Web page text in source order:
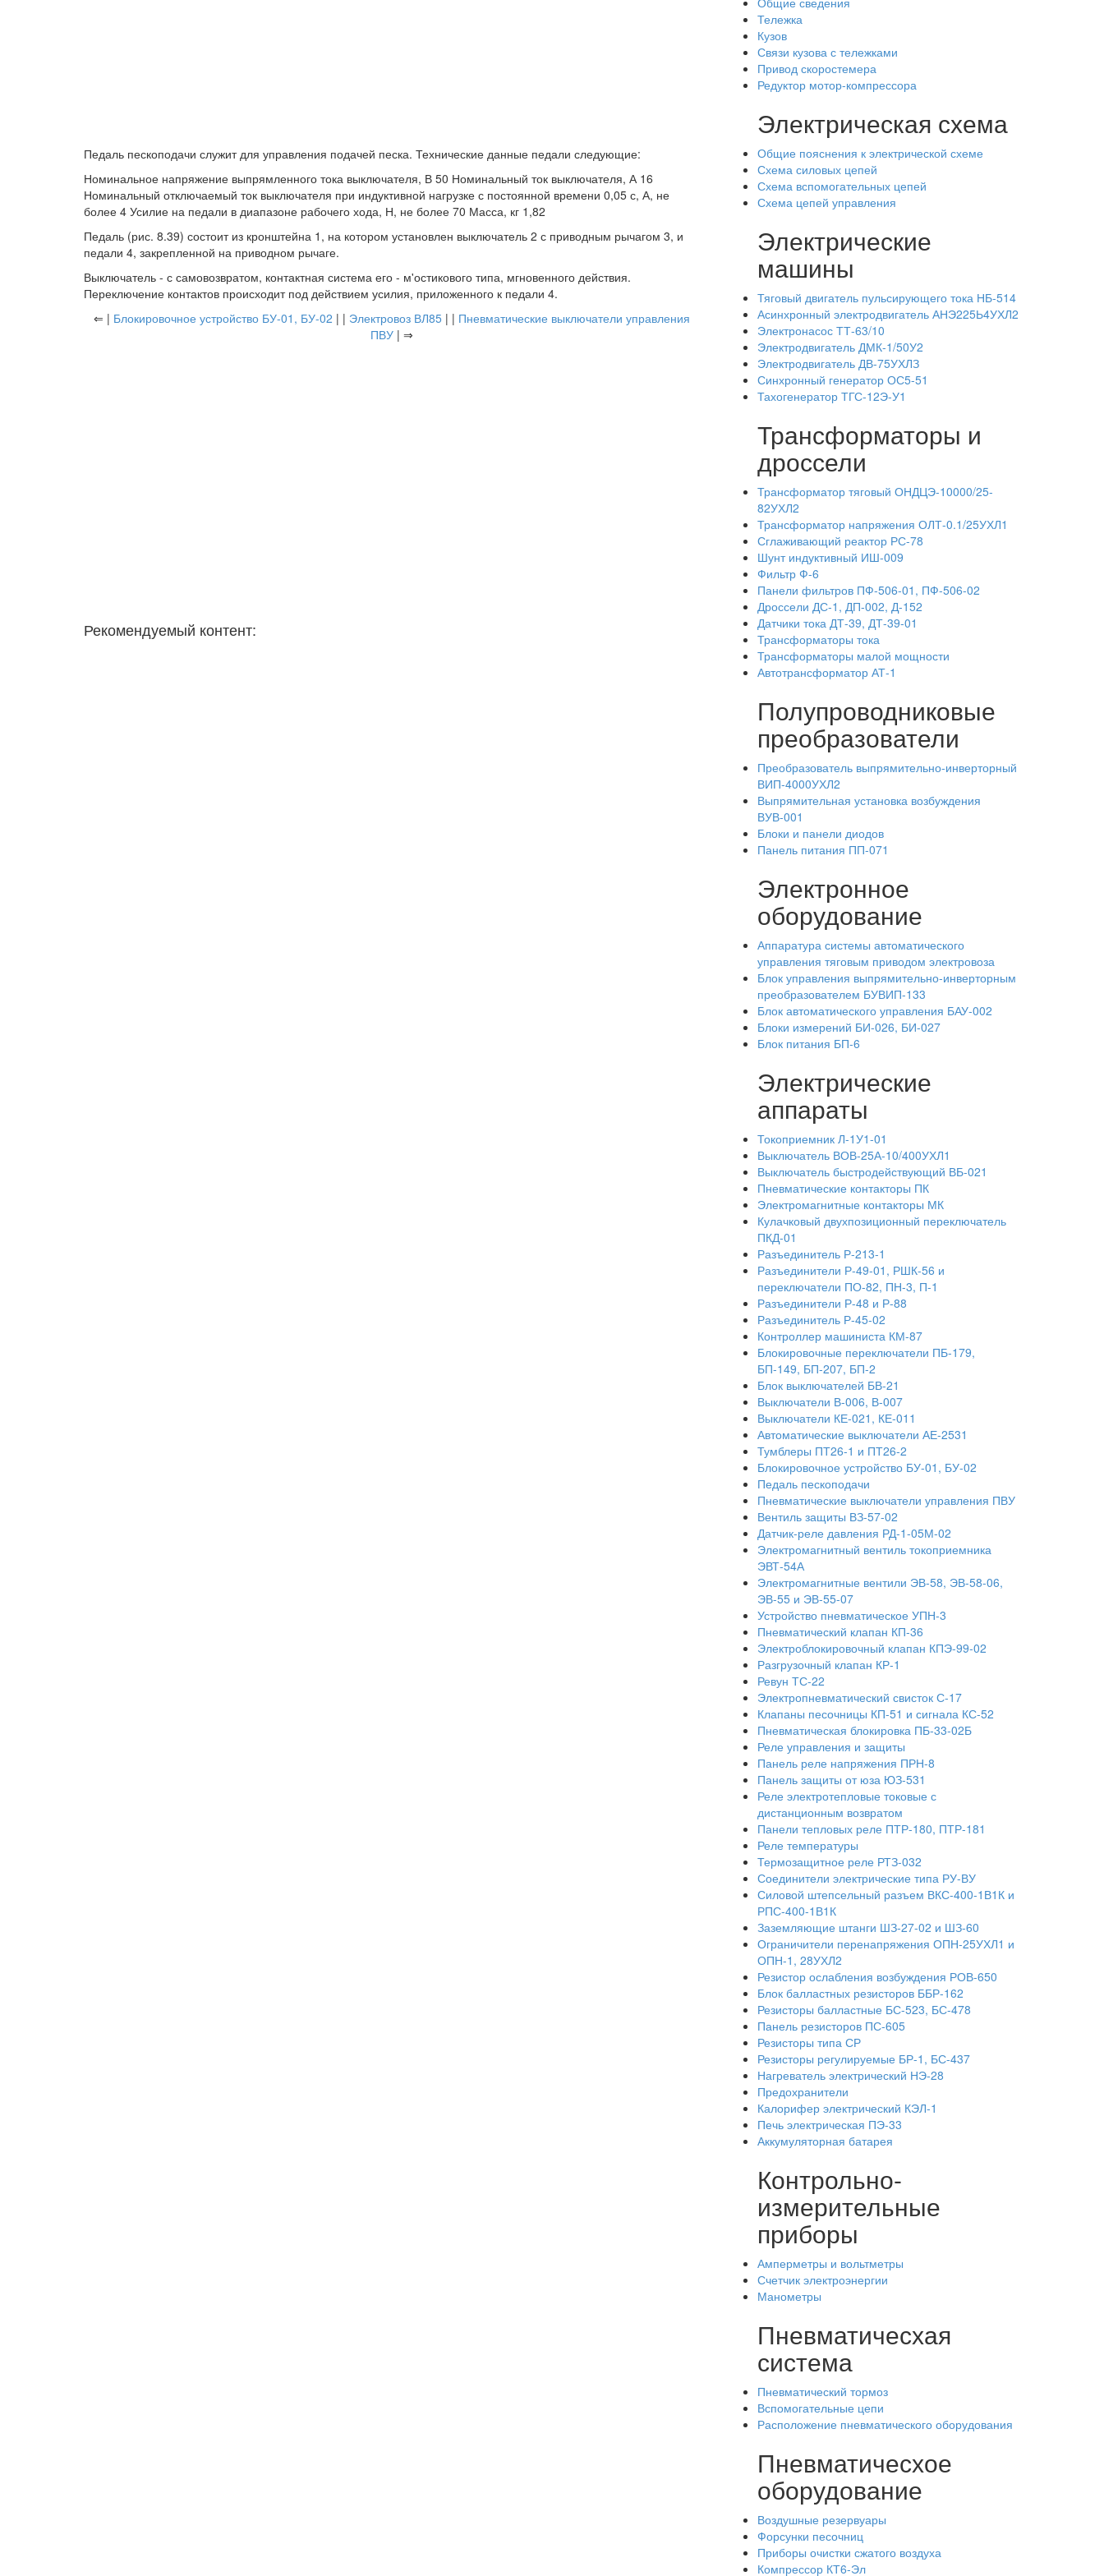
Педаль пескоподачи служит для управления подачей песка. Технические данные педали следующие:
Номинальное напряжение выпрямленного тока выключателя, В 50 Номинальный ток выключателя, А 16
Номинальный отключаемый ток выключателя при индуктивной нагрузке с постоянной времени 0,05 с, А, не
более 4 Усилие на педали в диапазоне рабочего хода, Н, не более 70 Масса, кг 1,82
Педаль (рис. 8.39) состоит из кронштейна 1, на котором установлен выключатель 2 с приводным рычагом 3, и
педали 4, закрепленной на приводном рычаге.
Выключатель - с самовозвратом, контактная система его - м'остикового типа, мгновенного действия.
Переключение контактов происходит под действием усилия, приложенного к педали 4.
⇐ | Блокировочное устройство БУ-01, БУ-02 | | Электровоз ВЛ85 | | Пневматические выключатели управления
ПВУ | ⇒
Рекомендуемый контент:
Тележка
Кузов
Связи кузова с тележками
Привод скоростемера
Редуктор мотор-компрессора
Электрическая схема
Общие пояснения к электрической схеме
Схема силовых цепей
Схема вспомогательных цепей
Схема цепей управления
Электрические
машины
Тяговый двигатель пульсирующего тока НБ-514
Асинхронный электродвигатель АНЭ225Ь4УХЛ2
Электронасос ТТ-63/10
Электродвигатель ДМК-1/50У2
Электродвигатель ДВ-75УХЛЗ
Синхронный генератор ОС5-51
Тахогенератор ТГС-12Э-У1
Трансформаторы и
дроссели
Трансформатор тяговый ОНДЦЭ-10000/25-
82УХЛ2
Трансформатор напряжения ОЛТ-0.1/25УХЛ1
Сглаживающий реактор РС-78
Шунт индуктивный ИШ-009
Фильтр Ф-6
Панели фильтров ПФ-506-01, ПФ-506-02
Дроссели ДС-1, ДП-002, Д-152
Датчики тока ДТ-39, ДТ-39-01
Трансформаторы тока
Трансформаторы малой мощности
Автотрансформатор АТ-1
Полупроводниковые
преобразователи
Преобразователь выпрямительно-инверторный
ВИП-4000УХЛ2
Выпрямительная установка возбуждения
ВУВ-001
Блоки и панели диодов
Панель питания ПП-071
Электронное
оборудование
Аппаратура системы автоматического
управления тяговым приводом электровоза
Блок управления выпрямительно-инверторным
преобразователем БУВИП-133
Блок автоматического управления БАУ-002
Блоки измерений БИ-026, БИ-027
Блок питания БП-6
Электрические
аппараты
Токоприемник Л-1У1-01
Выключатель ВОВ-25А-10/400УХЛ1
Выключатель быстродействующий ВБ-021
Пневматические контакторы ПК
Электромагнитные контакторы МК
Кулачковый двухпозиционный переключатель
ПКД-01
Разъединитель Р-213-1
Разъединители Р-49-01, РШК-56 и
переключатели ПО-82, ПН-3, П-1
Разъединители Р-48 и Р-88
Разъединитель Р-45-02
Контроллер машиниста КМ-87
Блокировочные переключатели ПБ-179,
БП-149, БП-207, БП-2
Блок выключателей БВ-21
Выключатели В-006, В-007
Выключатели КЕ-021, КЕ-011
Автоматические выключатели АЕ-2531
Тумблеры ПТ26-1 и ПТ26-2
Блокировочное устройство БУ-01, БУ-02
Педаль пескоподачи
Пневматические выключатели управления ПВУ
Вентиль защиты ВЗ-57-02
Датчик-реле давления РД-1-05М-02
Электромагнитный вентиль токоприемника
ЭВТ-54А
Электромагнитные вентили ЭВ-58, ЭВ-58-06,
ЭВ-55 и ЭВ-55-07
Устройство пневматическое УПН-3
Пневматический клапан КП-36
Электроблокировочный клапан КПЭ-99-02
Разгрузочный клапан КР-1
Ревун ТС-22
Электропневматический свисток С-17
Клапаны песочницы КП-51 и сигнала КС-52
Пневматическая блокировка ПБ-33-02Б
Реле управления и защиты
Панель реле напряжения ПРН-8
Панель защиты от юза ЮЗ-531
Реле электротепловые токовые с
дистанционным возвратом
Панели тепловых реле ПТР-180, ПТР-181
Реле температуры
Термозащитное реле РТЗ-032
Соединители электрические типа РУ-ВУ
Силовой штепсельный разъем ВКС-400-1В1К и
РПС-400-1В1К
Заземляющие штанги ШЗ-27-02 и ШЗ-60
Ограничители перенапряжения ОПН-25УХЛ1 и
ОПН-1, 28УХЛ2
Резистор ослабления возбуждения РОВ-650
Блок балластных резисторов ББР-162
Резисторы балластные БС-523, БС-478
Панель резисторов ПС-605
Резисторы типа СР
Резисторы регулируемые БР-1, БС-437
Нагреватель электрический НЭ-28
Предохранители
Калорифер электрический КЭЛ-1
Печь электрическая ПЭ-33
Аккумуляторная батарея
Контрольно-
измерительные
приборы
Амперметры и вольтметры
Счетчик электроэнергии
Манометры
Пневматичесхая
система
Пневматический тормоз
Вспомогательные цепи
Расположение пневматического оборудования
Пневматичесхое
оборудование
Воздушные резервуары
Форсунки песочниц
Приборы очистки сжатого воздуха
Компрессор КТ6-Эл